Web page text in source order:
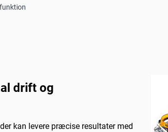
drift og
kan levere præcise resultater med